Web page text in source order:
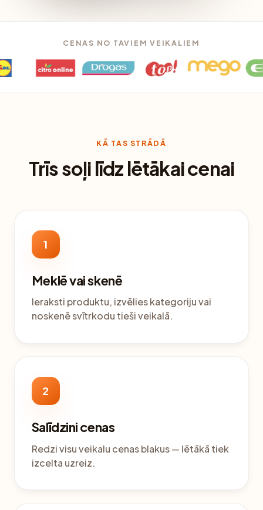
CENAS NO TAVIEM VEIKALIEM
KĀ TAS STRĀDĀ
Trīs soļi līdz lētākai cenai
1
Meklē vai skenē
Ieraksti produktu, izvēlies kategoriju vai
noskenē svītrkodu tieši veikalā.
2
Salīdzini cenas
Redzi visu veikalu cenas blakus — lētākā tiek
izcelta uzreiz.